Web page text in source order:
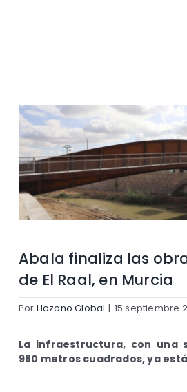
Abala finaliza las
de El Raal, en Murcia
Por Hozono Global | 15 septiembre
La infraestructura, con una
980 metros cuadrados, ya